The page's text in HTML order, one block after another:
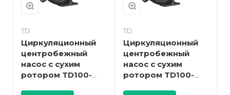
TD
Циркуляционный
центробежный
насос с сухим
ротором TD100-
TD
Циркуляционный
центробежный
насос с сухим
ротором TD100-